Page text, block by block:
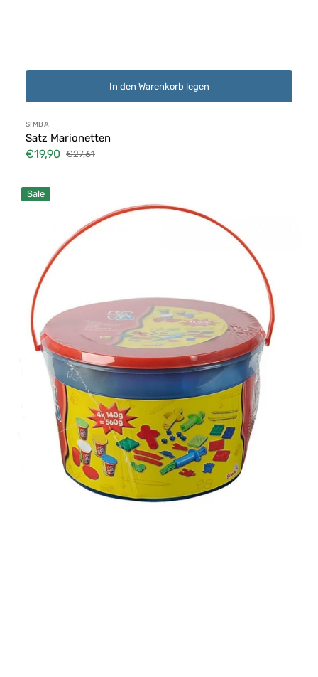
In den Warenkorb legen
Anbieter:
SIMBA
Satz Marionetten
Verkaufspreis
€19,90
Normaler
€27,61
Spiel
Art&Fun
Knetmasse
Sale